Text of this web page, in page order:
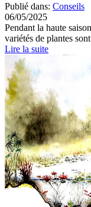
Publié dans: Conseils
06/05/2025
Pendant la haute
variétés de plantes
Lire la suite